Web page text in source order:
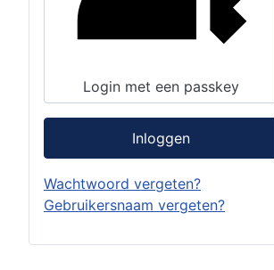
Login met een passkey
Inloggen
Wachtwoord vergeten?
Gebruikersnaam vergeten?